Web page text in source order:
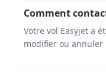
Comment
Votre vol Easyjet a
modifier ou annuler